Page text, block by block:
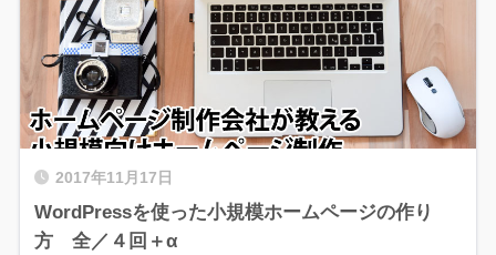
2017年11月17日
WordPressを使った小規模ホームページの作り
方 全／４回＋α